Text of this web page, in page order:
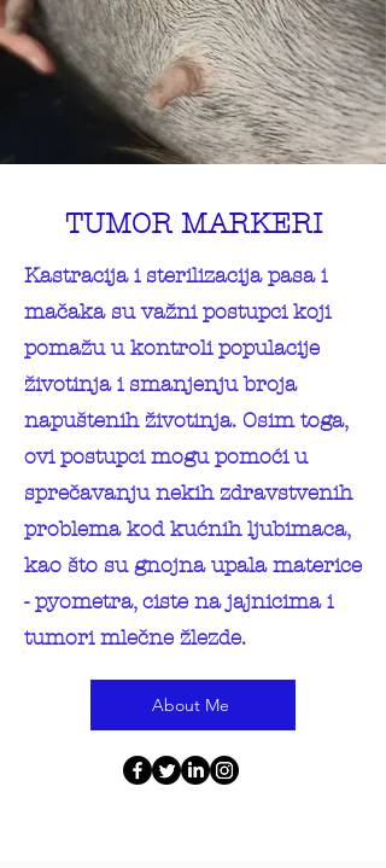
TUMOR MARKERI
Kastracija i sterilizacija pasa i
mačaka su važni postupci koji
pomažu u kontroli populacije
životinja i smanjenju broja
napuštenih životinja. Osim toga,
ovi postupci mogu pomoći u
sprečavanju nekih zdravstvenih
problema kod kućnih ljubimaca,
kao što su gnojna upala materice
- pyometra, ciste na jajnicima i
tumori mlečne žlezde.
About Me